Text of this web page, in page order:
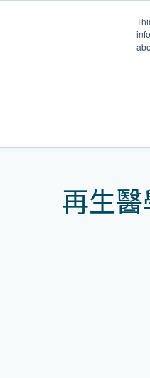
我
再生